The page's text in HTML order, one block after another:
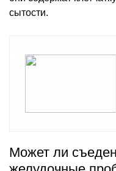
сытости.
Может ли